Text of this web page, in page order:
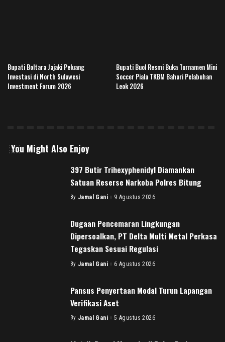
Bupati Boltara Jajaki Peluang
Investasi di North Sulawesi
Investment Forum 2026
Bupati Buol Resmi Buka Turnamen Mini
Soccer Piala TKBM Bahari Pelabuhan
Leok 2026
You Might Also Enjoy
397 Butir Trihexyphenidyl Diamankan
Satuan Reserse Narkoba Polres Bitung
Posted
By Jamal Gani 9 Agustus 2026
Dugaan Pencemaran Lingkungan
Dipersoalkan, PT Delta Multi Metal Perkasa
Tegaskan Sesuai Regulasi
Posted
By Jamal Gani 6 Agustus 2026
Pansus Penyertaan Modal Turun Lapangan
Verifikasi Aset
Posted
By Jamal Gani 5 Agustus 2026